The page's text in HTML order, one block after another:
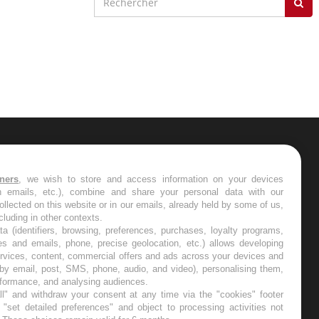
les semaines les meilleures
, we wish to store and access information on your devices
emails, etc.), combine and share your personal data with our
on this website or in our emails, already held by some of us,
in other contexts.
(identifiers, browsing, preferences, purchases, loyalty programs,
and emails, phone, precise geolocation, etc.) allows developing
content, commercial offers and ads across your devices and
email, post, SMS, phone, audio, and video), personalising them,
and analysing audiences.
and withdraw your consent at any time via the "cookies" footer
detailed preferences" and object to processing activities not